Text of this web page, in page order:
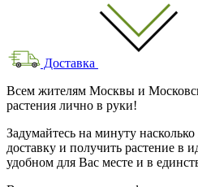
Доставка
Всем жителям Москвы и
растения лично в руки!
Задумайтесь на минуту
доставку и получить растение в
удобном для Вас месте и в